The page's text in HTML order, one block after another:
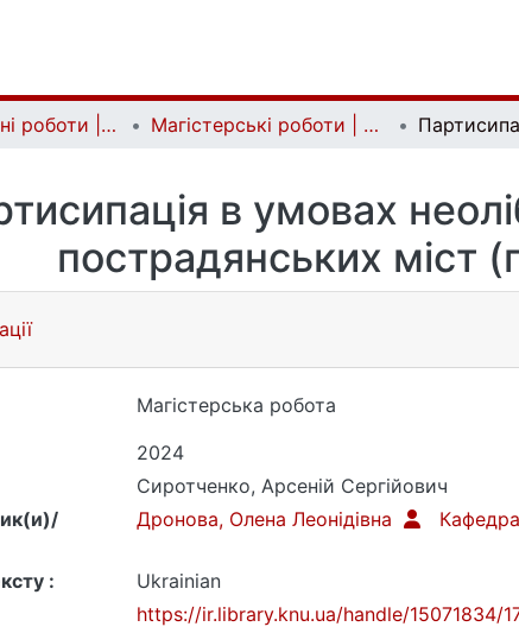
Кваліфікаційні роботи | Qualifying works Магістерські роботи | Master's theses
в умовах
пострадянських міст
Магістерська робота
2024
Сиротченко, Арсеній Сергійович
Дронова, Олена Леонідівна Кафедра
:
Ukrainian
https://ir.library.knu.ua/handle/15071834/